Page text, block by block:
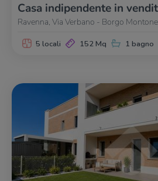
Casa indipendente in
Ravenna, Via Verbano - Borgo Montone
5 locali 152 Mq 1 bagno